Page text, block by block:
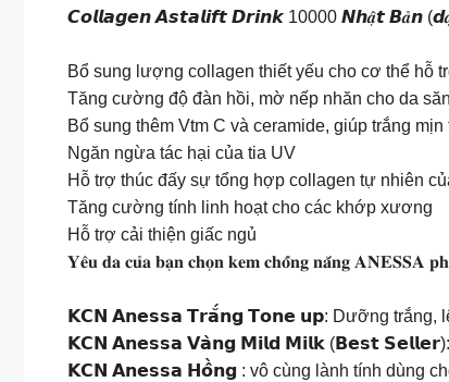
𝘾𝙤𝙡𝙡𝙖𝙜𝙚𝙣 𝘼𝙨𝙩𝙖𝙡𝙞𝙛𝙩 𝘿𝙧𝙞𝙣𝙠 10000 𝙉𝙝𝒂̣̂𝙩 𝘽𝒂̉𝙣
Bổ sung lượng collagen thiết yếu cho cơ thể hỗ
Tăng cường độ đàn hồi, mờ nếp nhăn cho da
Bổ sung thêm Vtm C và ceramide, giúp trắng
Ngăn ngừa tác hại của tia UV
Hỗ trợ thúc đấy sự tổng hợp collagen tự nhiên
Tăng cường tính linh hoạt cho các khớp xương
Hỗ trợ cải thiện giấc ngủ
𝐘𝐞̂𝐮 𝐝𝐚 𝐜𝐮̉𝐚 𝐛𝐚̣𝐧 𝐜𝐡𝐨̣𝐧 𝐤𝐞𝐦 𝐜𝐡𝐨̂́𝐧𝐠 𝐧𝐚̆́𝐧𝐠 𝐀𝐍𝐄𝐒𝐒𝐀 𝐩𝐡𝐮̀
𝗞𝗖𝗡 𝗔𝗻𝗲𝘀𝘀𝗮 𝗧𝗿𝗮̆́𝗻𝗴 𝗧𝗼𝗻𝗲 𝘂𝗽: Dưỡng trắng,
𝗞𝗖𝗡 𝗔𝗻𝗲𝘀𝘀𝗮 𝗩𝗮̀𝗻𝗴 𝗠𝗶𝗹𝗱 𝗠𝗶𝗹𝗸 (𝗕𝗲𝘀𝘁 𝗦𝗲𝗹𝗹𝗲𝗿):
𝗞𝗖𝗡 𝗔𝗻𝗲𝘀𝘀𝗮 𝗛𝗼̂̀𝗻𝗴 : vô cùng lành tính dùng